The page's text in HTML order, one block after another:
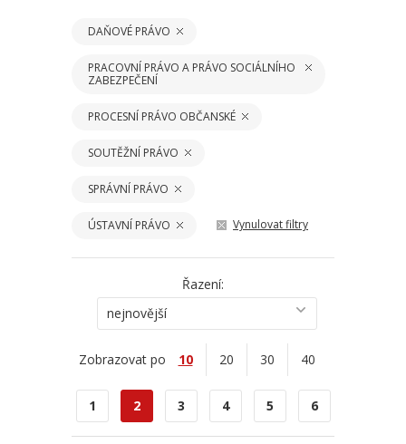
DAŇOVÉ PRÁVO
PRACOVNÍ PRÁVO A PRÁVO SOCIÁLNÍHO
ZABEZPEČENÍ
PROCESNÍ PRÁVO OBČANSKÉ
SOUTĚŽNÍ PRÁVO
SPRÁVNÍ PRÁVO
ÚSTAVNÍ PRÁVO Vynulovat filtry
Řazení:
nejnovější
Zobrazovat po 10 20 30 40
1 2 3 4 5 6